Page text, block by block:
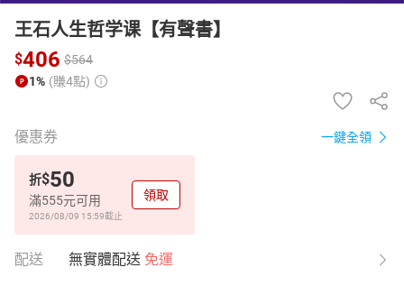
王石人生哲学课【有聲書】
$406 $564
1% (賺4點)
優惠券 一鍵全領
折$50
滿555元可用
2026/08/09 15:59截止
領取
配送 無實體配送 免運